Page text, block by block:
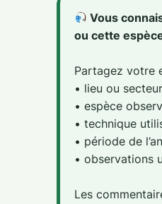
Vous
ou cette
Partagez votre
• lieu ou secteur
• espèce
• technique
• période de
• observations
Les